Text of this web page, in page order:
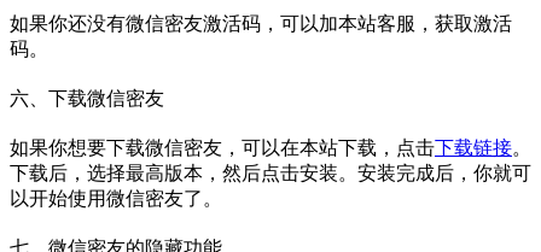
如果你还没有微信密友激活码，可以加本站客服，获取激活
码。
六、下载微信密友
如果你想要下载微信密友，可以在本站下载，点击下载链接。
下载后，选择最高版本，然后点击安装。安装完成后，你就可
以开始使用微信密友了。
七、微信密友的隐藏功能